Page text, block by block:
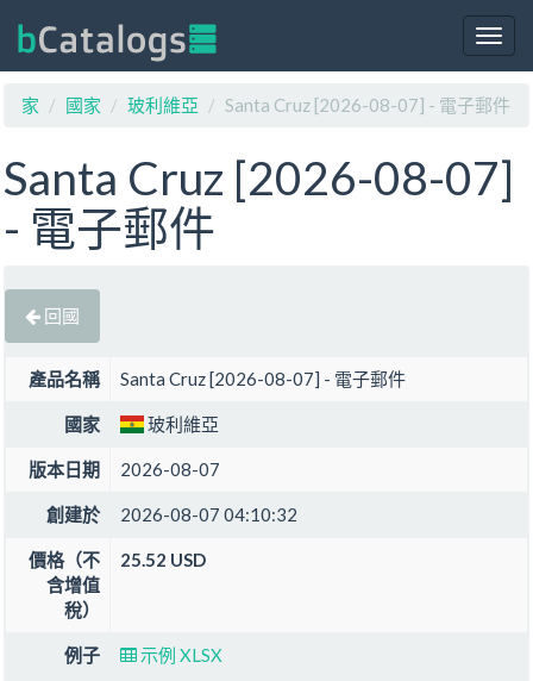
家
國家 玻利維亞 Santa Cruz [2026-08-07] - 電子郵件
Santa Cruz [2026-08-07]
- 電子郵件
回國
產品名稱 Santa Cruz [2026-08-07] - 電子郵件
國家 玻利維亞
版本日期 2026-08-07
創建於 2026-08-07 04:10:32
價格（不
含增值
稅）
25.52 USD
例子 示例 XLSX